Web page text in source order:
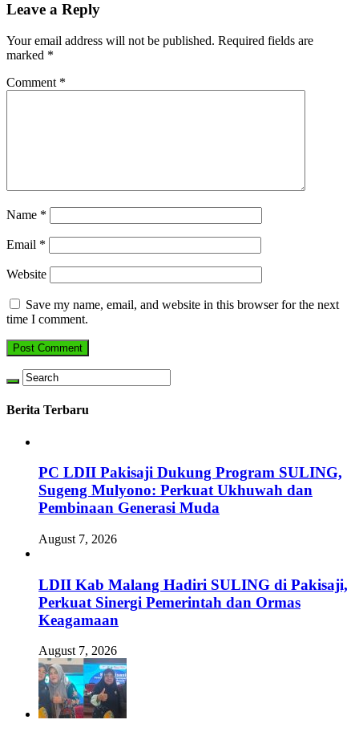
Leave a Reply
Your email address will not be published. Required fields are
marked *
Comment *
Name *
Email *
Website
Save my name, email, and website in this browser for the next
time I comment.
Berita Terbaru
PC LDII Pakisaji Dukung Program SULING,
Sugeng Mulyono: Perkuat Ukhuwah dan
Pembinaan Generasi Muda
August 7, 2026
LDII Kab Malang Hadiri SULING di Pakisaji,
Perkuat Sinergi Pemerintah dan Ormas
Keagamaan
August 7, 2026